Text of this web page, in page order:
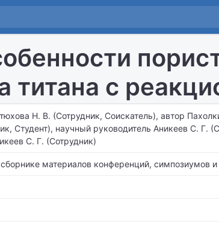
титана с
Н. В. (Сотрудник, Соискатель), автор
Студент), научный руководитель Аникеев С. Г.
С. Г. (Сотрудник)
сборнике материалов конференций, симпозиумов